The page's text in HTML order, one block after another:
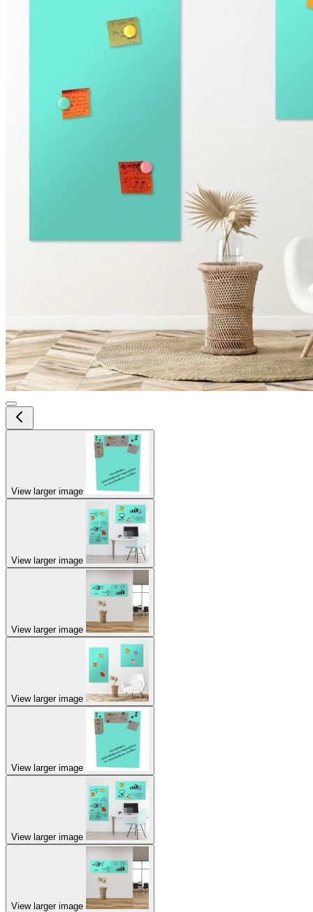
View larger image
View larger image
View larger image
View larger image
View larger image
View larger image
View larger image